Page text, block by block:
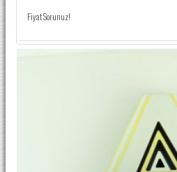
Fiyat Sorunuz!